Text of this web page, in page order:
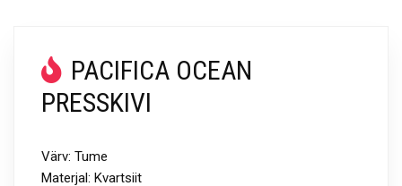
PACIFICA OCEAN
PRESSKIVI
Värv: Tume
Materjal: Kvartsiit